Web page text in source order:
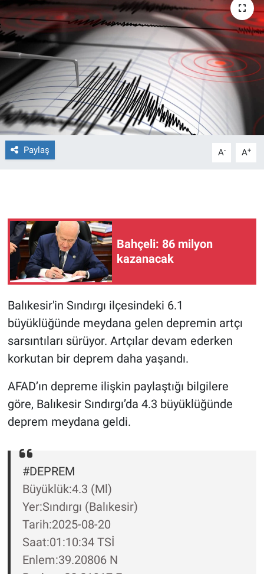
Paylaş A- A+
Bahçeli: 86 milyon
kazanacak
Balıkesir'in Sındırgı ilçesindeki 6.1
büyüklüğünde meydana gelen depremin artçı
sarsıntıları sürüyor. Artçılar devam ederken
korkutan bir deprem daha yaşandı.
AFAD’ın depreme ilişkin paylaştığı bilgilere
göre, Balıkesir Sındırgı’da 4.3 büyüklüğünde
deprem meydana geldi.
#DEPREM
Büyüklük:4.3 (Ml)
Yer:Sındırgı (Balıkesir)
Tarih:2025-08-20
Saat:01:10:34 TSİ
Enlem:39.20806 N
Eğitim
Eğlence
Ekonomi
Forum
Gerçeğin İzinde
Gün Ortası
Gündem Özel
Günün görüntüsü
İlan
Koronavirüs
Ne demişti
Nedir
Popüler
Programlar